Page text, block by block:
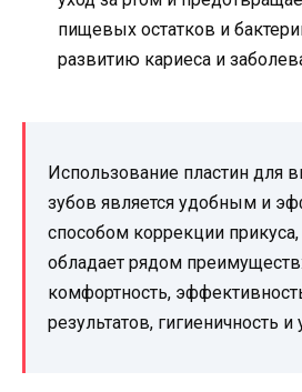
пищевых остатков и
развитию кариеса и
Использование пластин для
зубов является удобным и
способом коррекции
обладает рядом
комфортность,
результатов, гигиеничность